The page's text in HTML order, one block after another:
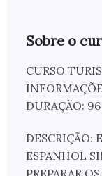
Sobre o
CURSO
DURAÇÃO:
DESCRIÇÃO:
ESPANHOL
PREPARAR